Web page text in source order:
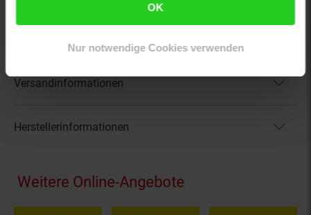
OK
Nur notwendige Cookies verwenden
Artikel gehört zur Kategorie:Herren Sportbekleidung
Versandinformationen
Herstellerinformationen
Fußzeile
Weitere Online-Angebote